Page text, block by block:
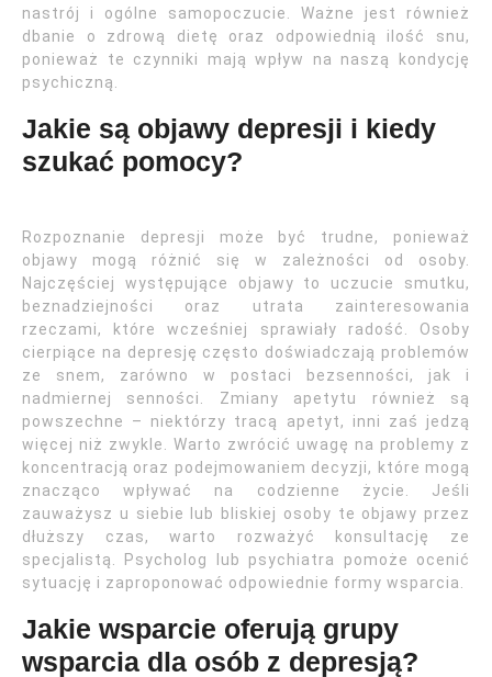
nastrój i ogólne samopoczucie. Ważne jest również
dbanie o zdrową dietę oraz odpowiednią ilość snu,
ponieważ te czynniki mają wpływ na naszą kondycję
psychiczną.
Jakie są objawy depresji i kiedy
szukać pomocy?
Rozpoznanie depresji może być trudne, ponieważ
objawy mogą różnić się w zależności od osoby.
Najczęściej występujące objawy to uczucie smutku,
beznadziejności oraz utrata zainteresowania
rzeczami, które wcześniej sprawiały radość. Osoby
cierpiące na depresję często doświadczają problemów
ze snem, zarówno w postaci bezsenności, jak i
nadmiernej senności. Zmiany apetytu również są
powszechne – niektórzy tracą apetyt, inni zaś jedzą
więcej niż zwykle. Warto zwrócić uwagę na problemy z
koncentracją oraz podejmowaniem decyzji, które mogą
znacząco wpływać na codzienne życie. Jeśli
zauważysz u siebie lub bliskiej osoby te objawy przez
dłuższy czas, warto rozważyć konsultację ze
specjalistą. Psycholog lub psychiatra pomoże ocenić
sytuację i zaproponować odpowiednie formy wsparcia.
Jakie wsparcie oferują grupy
wsparcia dla osób z depresją?